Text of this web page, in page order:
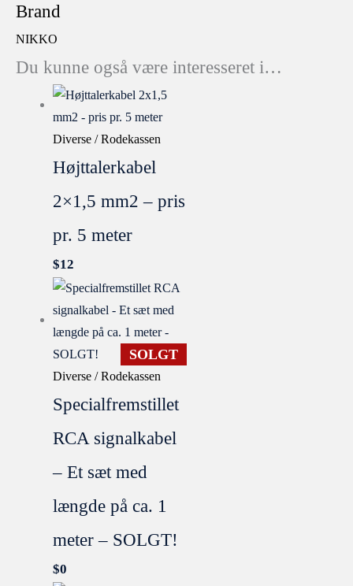
Brand
NIKKO
Du kunne også være interesseret i…
Diverse / Rodekassen
Højttalerkabel
2×1,5 mm2 – pris
pr. 5 meter
$12
SOLGT
Diverse / Rodekassen
Specialfremstillet
RCA signalkabel
– Et sæt med
længde på ca. 1
meter – SOLGT!
$0